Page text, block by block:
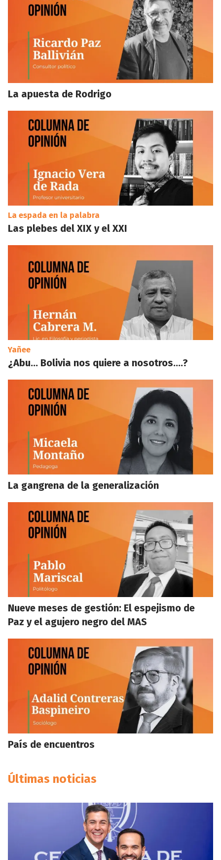
La apuesta de Rodrigo
La espada en la palabra
Las plebes del XIX y el XXI
Yañee
¿Abu… Bolivia nos quiere a nosotros….?
La gangrena de la generalización
Nueve meses de gestión: El espejismo de
Paz y el agujero negro del MAS
País de encuentros
Últimas noticias